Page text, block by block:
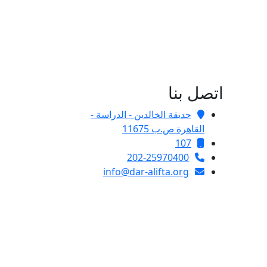
اتصل بنا
حديقة الخالدين - الدراسة -
القاهرة ص.ب 11675
107
202-25970400
info@dar-alifta.org